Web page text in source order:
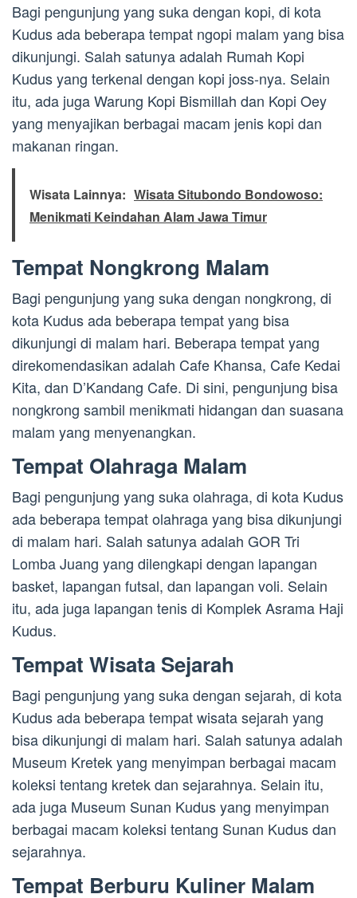
Bagi pengunjung yang suka dengan kopi, di kota
Kudus ada beberapa tempat ngopi malam yang bisa
dikunjungi. Salah satunya adalah Rumah Kopi
Kudus yang terkenal dengan kopi joss-nya. Selain
itu, ada juga Warung Kopi Bismillah dan Kopi Oey
yang menyajikan berbagai macam jenis kopi dan
makanan ringan.
Wisata Lainnya: Wisata Situbondo Bondowoso:
Menikmati Keindahan Alam Jawa Timur
Tempat Nongkrong Malam
Bagi pengunjung yang suka dengan nongkrong, di
kota Kudus ada beberapa tempat yang bisa
dikunjungi di malam hari. Beberapa tempat yang
direkomendasikan adalah Cafe Khansa, Cafe Kedai
Kita, dan D’Kandang Cafe. Di sini, pengunjung bisa
nongkrong sambil menikmati hidangan dan suasana
malam yang menyenangkan.
Tempat Olahraga Malam
Bagi pengunjung yang suka olahraga, di kota Kudus
ada beberapa tempat olahraga yang bisa dikunjungi
di malam hari. Salah satunya adalah GOR Tri
Lomba Juang yang dilengkapi dengan lapangan
basket, lapangan futsal, dan lapangan voli. Selain
itu, ada juga lapangan tenis di Komplek Asrama Haji
Kudus.
Tempat Wisata Sejarah
Bagi pengunjung yang suka dengan sejarah, di kota
Kudus ada beberapa tempat wisata sejarah yang
bisa dikunjungi di malam hari. Salah satunya adalah
Museum Kretek yang menyimpan berbagai macam
koleksi tentang kretek dan sejarahnya. Selain itu,
ada juga Museum Sunan Kudus yang menyimpan
berbagai macam koleksi tentang Sunan Kudus dan
sejarahnya.
Tempat Berburu Kuliner Malam